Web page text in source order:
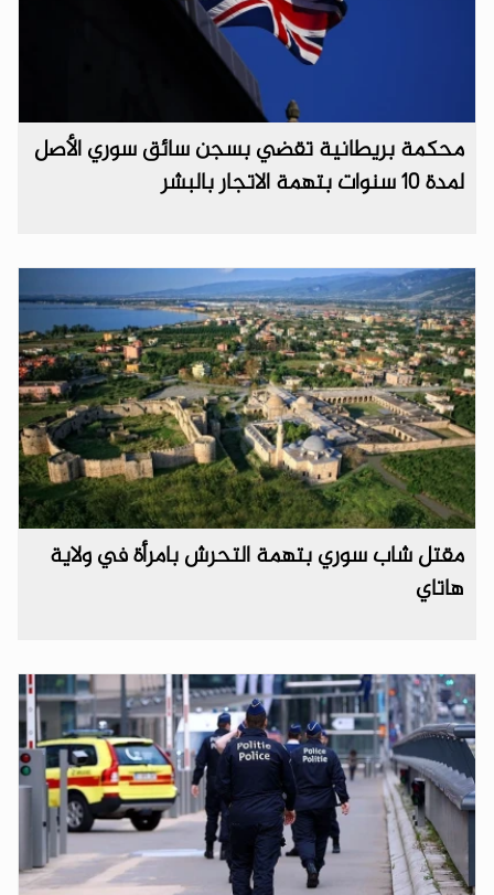
محكمة بريطانية تقضي بسجن سائق سوري الأصل
لمدة 10 سنوات بتهمة الاتجار بالبشر
مقتل شاب سوري بتهمة التحرش بامرأة في ولاية
هاتاي